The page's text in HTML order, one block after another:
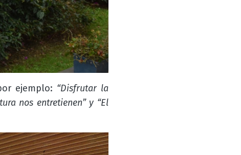
ejemplo: “Disfrutar la
nos entretienen” y “El